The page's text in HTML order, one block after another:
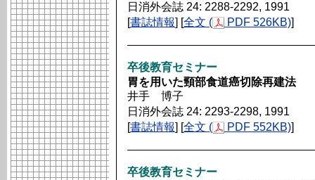
日消外会誌 24: 2288-2292, 1991
[書誌情報] [全文 ( PDF 526KB)]
卒後教育セミナー
胃を用いた頸部食道癌切除再建法
井手 博子
日消外会誌 24: 2293-2298, 1991
[書誌情報] [全文 ( PDF 552KB)]
卒後教育セミナー